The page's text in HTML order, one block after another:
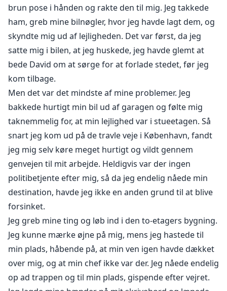
brun pose i hånden og rakte den til mig. Jeg takkede
ham, greb mine bilnøgler, hvor jeg havde lagt dem, og
skyndte mig ud af lejligheden. Det var først, da jeg
satte mig i bilen, at jeg huskede, jeg havde glemt at
bede David om at sørge for at forlade stedet, før jeg
kom tilbage.
Men det var det mindste af mine problemer. Jeg
bakkede hurtigt min bil ud af garagen og følte mig
taknemmelig for, at min lejlighed var i stueetagen. Så
snart jeg kom ud på de travle veje i København, fandt
jeg mig selv køre meget hurtigt og vildt gennem
genvejen til mit arbejde. Heldigvis var der ingen
politibetjente efter mig, så da jeg endelig nåede min
destination, havde jeg ikke en anden grund til at blive
forsinket.
Jeg greb mine ting og løb ind i den to-etagers bygning.
Jeg kunne mærke øjne på mig, mens jeg hastede til
min plads, håbende på, at min ven igen havde dækket
over mig, og at min chef ikke var der. Jeg nåede endelig
op ad trappen og til min plads, gispende efter vejret.